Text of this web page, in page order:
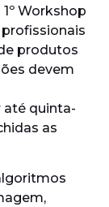
Workshop
produtos
devem
até quinta-
as